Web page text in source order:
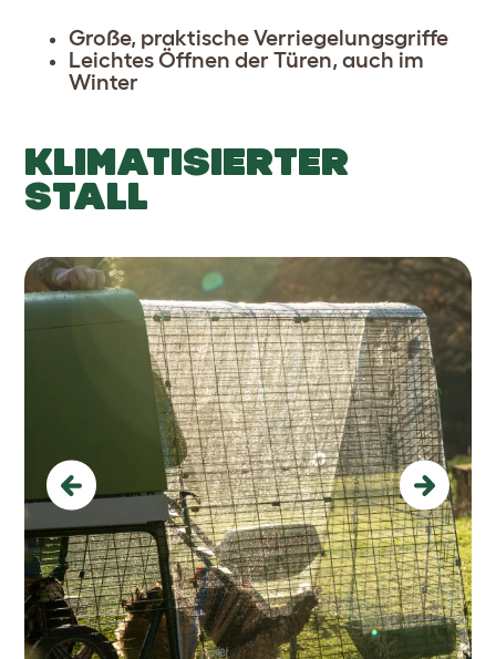
Große, praktische Verriegelungsgriffe
Leichtes Öffnen der Türen, auch im
Winter
KLIMATISIERTER
STALL
Previous Next